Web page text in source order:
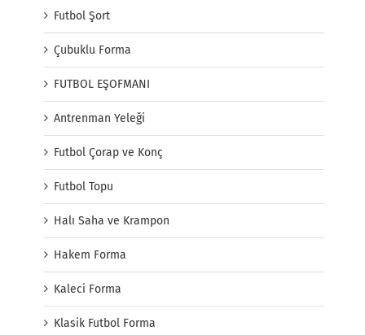
Futbol Şort
Çubuklu Forma
FUTBOL EŞOFMANI
Antrenman Yeleği
Futbol Çorap ve Konç
Futbol Topu
Halı Saha ve Krampon
Hakem Forma
Kaleci Forma
Klasik Futbol Forma